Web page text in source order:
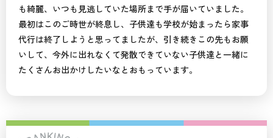
も綺麗、いつも見逃していた場所まで手が届いていました。
最初はこのご時世が終息し、子供達も学校が始まったら家事
代行は終了しようと思ってましたが、引き続きこの先もお願
いして、今外に出れなくて発散できていない子供達と一緒に
たくさんお出かけしたいなとおもっています。